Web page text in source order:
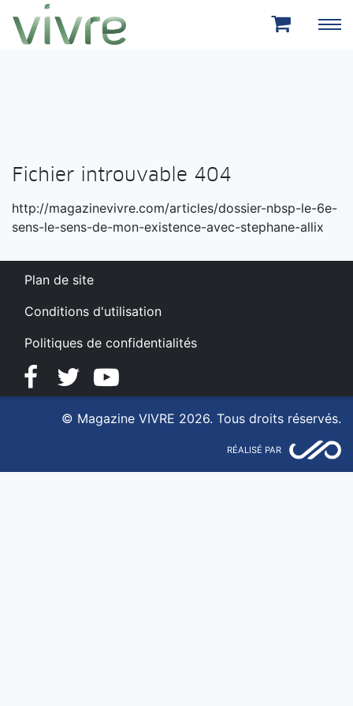
Aller au menu principal
Aller au contenu principal
Fichier introuvable 404
http://magazinevivre.com/articles/dossier-nbsp-le-6e-
sens-le-sens-de-mon-existence-avec-stephane-allix
Plan de site
Conditions d'utilisation
Politiques de confidentialités
FacebookTwitterYouTube
© Magazine VIVRE 2026. Tous droits réservés.
RÉALISÉ PAR